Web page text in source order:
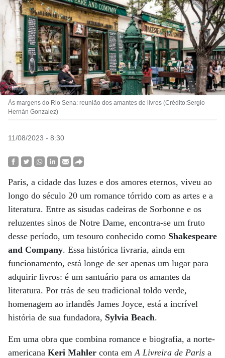
Às margens do Rio Sena: reunião dos amantes de livros (Crédito:Sergio
Hernán Gonzalez)
11/08/2023 - 8:30
Paris, a cidade das luzes e dos amores eternos, viveu ao
longo do século 20 um romance tórrido com as artes e a
literatura. Entre as sisudas cadeiras de Sorbonne e os
reluzentes sinos de Notre Dame, encontra-se um fruto
desse período, um tesouro conhecido como Shakespeare
and Company. Essa histórica livraria, ainda em
funcionamento, está longe de ser apenas um lugar para
adquirir livros: é um santuário para os amantes da
literatura. Por trás de seu tradicional toldo verde,
homenagem ao irlandês James Joyce, está a incrível
história de sua fundadora, Sylvia Beach.
Em uma obra que combina romance e biografia, a norte-
americana Keri Mahler conta emA Livreira de Paris a